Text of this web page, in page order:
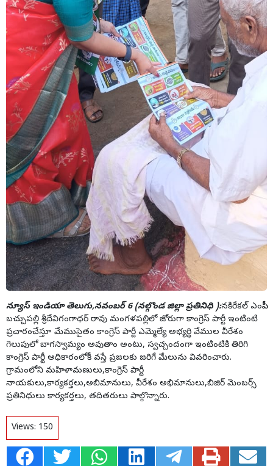
న్యూస్ ఇండియా తెలుగు,నవంబర్ 6 (నల్గొండ జిల్లా ప్రతినిధి ):నకిరేకల్ ఎంపీపీ
బచ్చుపల్లి శ్రీదేవిగంగాధర్ రావు మంగళపల్లిలో జోరుగా కాంగ్రెస్ పార్టీ ఇంటింటి
ప్రచారంచేస్తూ మేముసైతం కాంగ్రెస్ పార్టీ ఎమ్మెల్యే అభ్యర్థి వేముల వీరేశం
గెలుపులో బాగస్వామ్యం అవుతాం అంటు, స్వచ్చందంగా ఇంటింటికి తిరిగి
కాంగ్రెస్ పార్టీ అధికారంలోకీ వస్తే ప్రజలకు జరిగే మేలును వివరించారు.
గ్రామంలోని మహిళామణులు,కాంగ్రెస్ పార్టీ
నాయకులు,కార్యకర్తలు,అబిమానులు, వీరేశం అభిమానులు,బిజిర్ మెంబర్స్
ప్రతినిధులు కార్యకర్తలు, తదితరులు పాల్గొన్నారు.
Views: 150